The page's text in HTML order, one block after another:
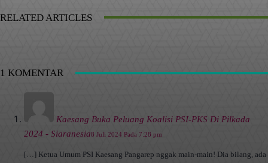
RELATED ARTICLES
1 KOMENTAR
Kaesang Buka Peluang Koalisi PSI-PKS Di Pilkada
2024 - Siaranesia8 Juli 2024 Pada 7:28 pm
[…] Ketua Umum PSI Kaesang Pangarep nggak main-main! Dia bilang, ada